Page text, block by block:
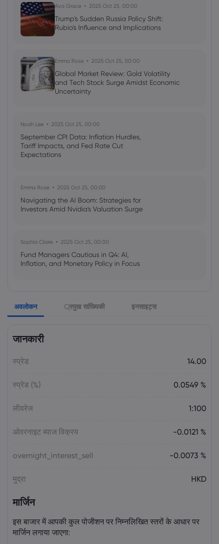
2020 मई 27, 08:21
Ava Grace 2025 Oct 25, 00:00
Trump's Sudden Russia Policy Shift:
Rubio's Influence and Implications
Emma Rose 2025 Oct 25, 00:00
Global Market Review: Gold Volatility
and Tech Stock Surge Amidst Economic
Uncertainty
Noah Lee 2025 Oct 25, 00:00
September CPI Data: Inflation Hurdles,
Tariff Impacts, and Fed Rate Cut
Expectations
Emma Rose 2025 Oct 25, 00:00
Navigating the AI Boom: Strategies for
Investors Amid Nvidia's Valuation Surge
Sophia Claire 2025 Oct 25, 00:00
Fund Managers Cautious in Q4: AI,
Inflation, and Monetary Policy in Focus
US Government Shutdown Threatens
October Inflation Data Release
US-EU Relations: Russia Sanctions Unite
Emma Rose
Overheating, U.S. Trade Policy Risk
अवलोकन ्रमुख सांख्यिकी इनसाइट्स
जानकारी
स्प्रेड 14.00
स्प्रेड (%) 0.0549 %
लीवरेज 1:100
ओवरनाइट ब्याज विक्रय -0.0121 %
overnight_interest_sell -0.0073 %
मुद्रा HKD
मार्जिन
इस बाजार में आपकी कुल पोजीशन पर निम्नलिखित स्तरों के आधार पर
मार्जिन लगाया जाएगा: